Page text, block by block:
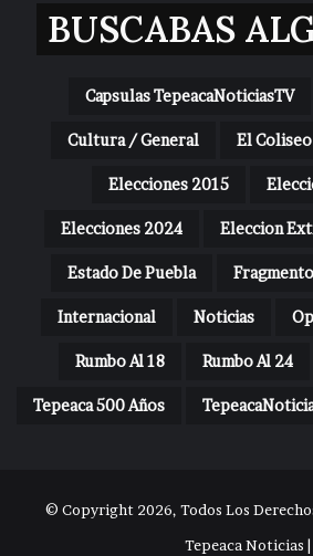
BUSCABAS
Capsulas TepeacaNoticiasTV
Cultura / General El Coliseo
Elecciones 2015
Elecciones 2024 Eleccion
Estado De Puebla
Internacional Noticias
Rumbo Al 18 Rumbo Al 24
Tepeaca 500 Años
© Copyright 2026, Todos Los
Tepeaca Noticias |